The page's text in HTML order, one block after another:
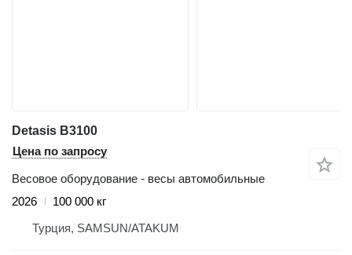
Detasis B3100
Цена по запросу
Весовое оборудование - весы автомобильные
2026
100 000 кг
Турция, SAMSUN/ATAKUM